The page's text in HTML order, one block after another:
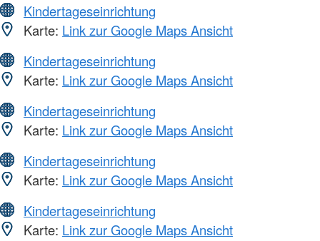
Kindertageseinrichtung
Karte: Link zur Google Maps Ansicht
Kindertageseinrichtung
Karte: Link zur Google Maps Ansicht
Kindertageseinrichtung
Karte: Link zur Google Maps Ansicht
Kindertageseinrichtung
Karte: Link zur Google Maps Ansicht
Kindertageseinrichtung
Karte: Link zur Google Maps Ansicht